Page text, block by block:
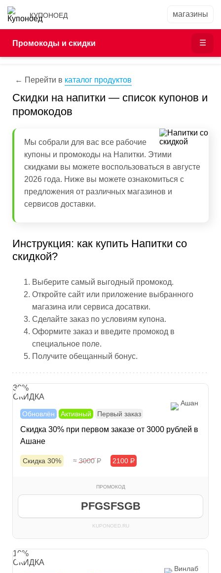
КУПОНОЕД
Промокоды и скидки
← Перейти в каталог продуктов
Скидки на напитки — список купонов и
промокодов
Мы собрали для вас все рабочие
купоны и промокоды на Напитки. Этими
скидками вы можете воспользоваться в августе
2026 года. Ниже вы можете ознакомиться с
предложения от различных магазинов и
сервисов доставки.
Инструкция: как купить Напитки со
скидкой?
Выберите самый выгодный промокод.
Откройте сайт или приложение выбранного
магазина или сервиса досатвки.
Сделайте заказ по условиям купона.
Оформите заказ и введите промокод в
специальное поле.
Получите обещанный бонус.
30%
СКИДКА
Ашан
Обновлён
Активный Первый заказ
Скидка 30% при первом заказе от 3000 рублей в
Ашане
Скидка 30% ≈ 3000Р 2100 Р
ПРОМОКОД
PFGSFSGB
KUPONOED.RU
10%
СКИДКА
Винлаб